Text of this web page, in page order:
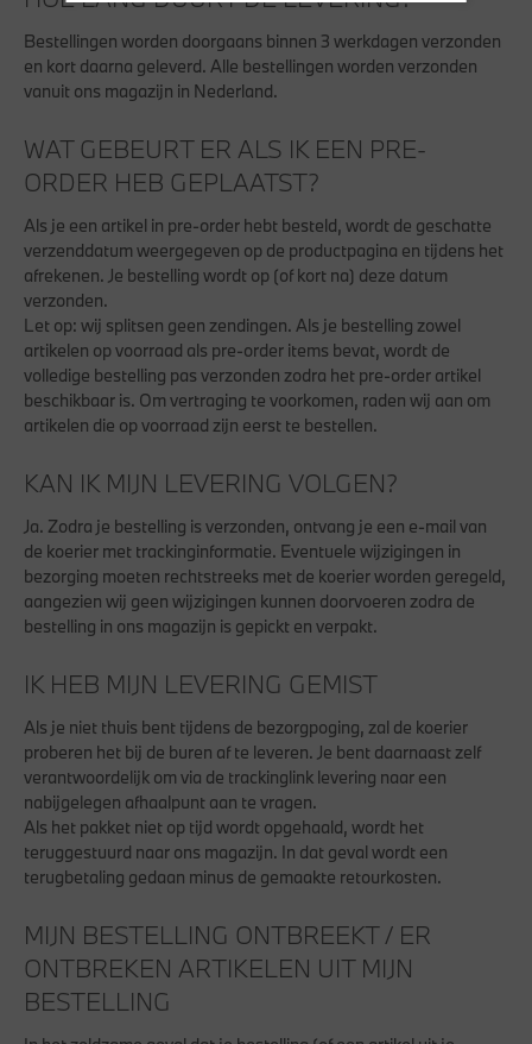
Bestellingen worden doorgaans binnen 3 werkdagen verzonden
en kort daarna geleverd. Alle bestellingen worden verzonden
vanuit ons magazijn in Nederland.
WAT GEBEURT ER ALS IK EEN PRE-
ORDER HEB GEPLAATST?
Als je een artikel in pre-order hebt besteld, wordt de geschatte
verzenddatum weergegeven op de productpagina en tijdens het
afrekenen. Je bestelling wordt op (of kort na) deze datum
verzonden.
Let op: wij splitsen geen zendingen. Als je bestelling zowel
artikelen op voorraad als pre-order items bevat, wordt de
volledige bestelling pas verzonden zodra het pre-order artikel
beschikbaar is. Om vertraging te voorkomen, raden wij aan om
artikelen die op voorraad zijn eerst te bestellen.
KAN IK MIJN LEVERING VOLGEN?
Ja. Zodra je bestelling is verzonden, ontvang je een e-mail van
de koerier met trackinginformatie. Eventuele wijzigingen in
bezorging moeten rechtstreeks met de koerier worden geregeld,
aangezien wij geen wijzigingen kunnen doorvoeren zodra de
bestelling in ons magazijn is gepickt en verpakt.
IK HEB MIJN LEVERING GEMIST
Als je niet thuis bent tijdens de bezorgpoging, zal de koerier
proberen het bij de buren af te leveren. Je bent daarnaast zelf
verantwoordelijk om via de trackinglink levering naar een
nabijgelegen afhaalpunt aan te vragen.
Als het pakket niet op tijd wordt opgehaald, wordt het
teruggestuurd naar ons magazijn. In dat geval wordt een
terugbetaling gedaan minus de gemaakte retourkosten.
MIJN BESTELLING ONTBREEKT / ER
ONTBREKEN ARTIKELEN UIT MIJN
BESTELLING